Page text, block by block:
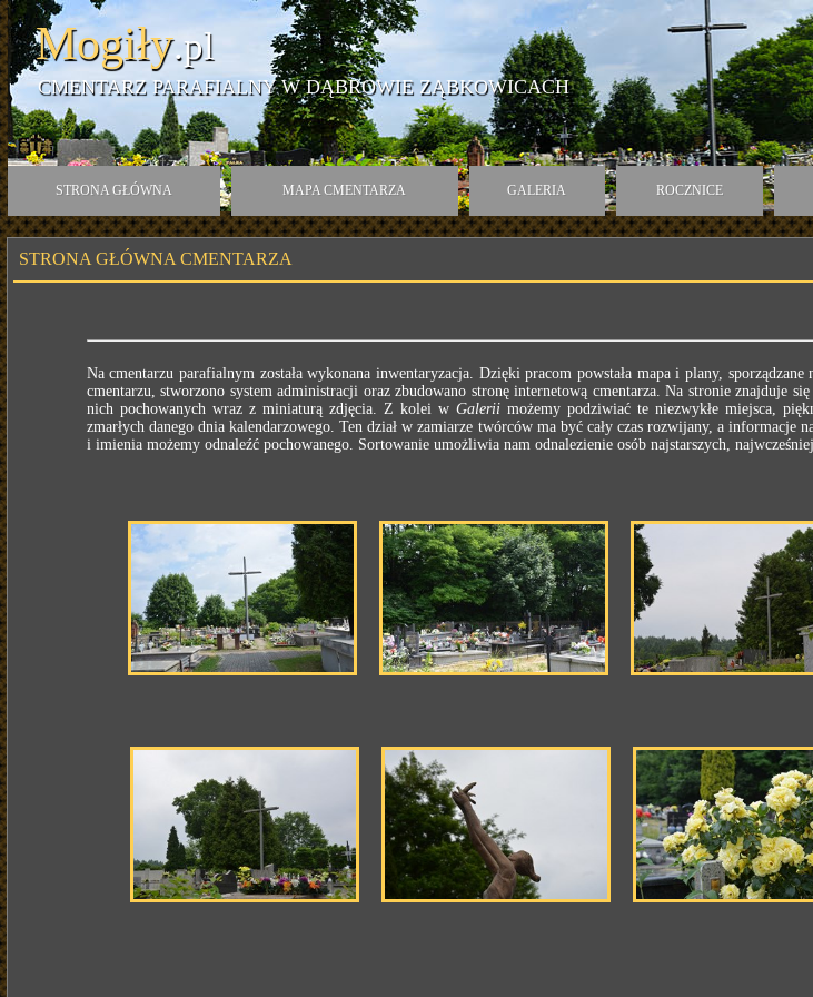
Mogiły.pl
CMENTARZ PARAFIALNY W DĄBROWIE ZĄBKOWICACH
STRONA GŁÓWNA MAPA CMENTARZA GALERIA ROCZNICE
STRONA GŁÓWNA CMENTARZA
Na cmentarzu parafialnym została wykonana inwentaryzacja. Dzięki pracom powstała mapa i plany,
cmentarzu, stworzono system administracji oraz zbudowano stronę internetową cmentarza. Na stronie znajduje się
nich pochowanych wraz z miniaturą zdjęcia. Z kolei w Galeriimożemy podziwiać te niezwykłe miejsca,
zmarłych danego dnia kalendarzowego. Ten dział w zamiarze twórców ma być cały czas rozwijany, a
i imienia możemy odnaleźć pochowanego. Sortowanie umożliwia nam odnalezienie osób najstarszych,